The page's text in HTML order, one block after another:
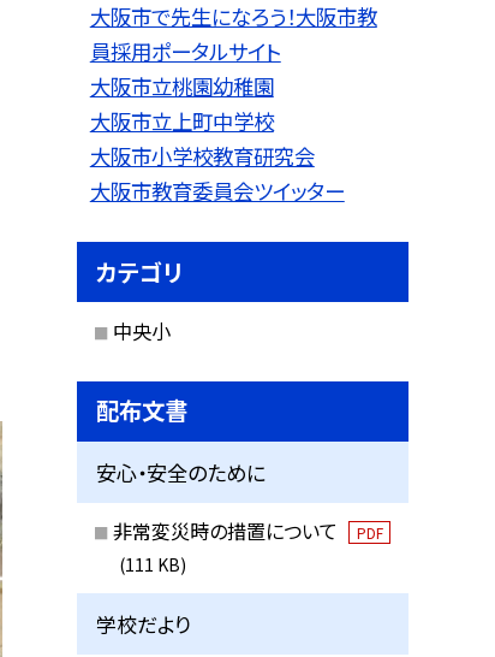
大阪市で先生になろう！大阪市教
員採用ポータルサイト
大阪市立桃園幼稚園
大阪市立上町中学校
大阪市小学校教育研究会
大阪市教育委員会ツイッター
カテゴリ
中央小
配布文書
安心・安全のために
非常変災時の措置について PDF
(111 KB)
学校だより